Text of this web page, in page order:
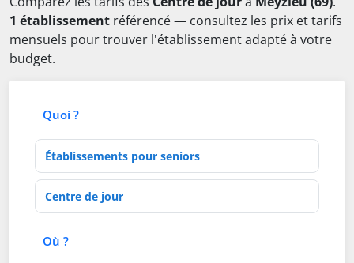
1 établissement référencé — consultez les prix et tarifs
mensuels pour trouver l'établissement adapté à votre
budget.
Quoi ?
Type d'établissement
Activités de soins
Où ?